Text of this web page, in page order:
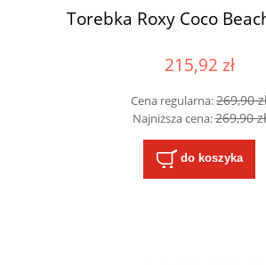
Torebka Roxy Coco
215,92 zł
Cena regularna:269,90
Najniższa cena:269,90 zł
do koszyka